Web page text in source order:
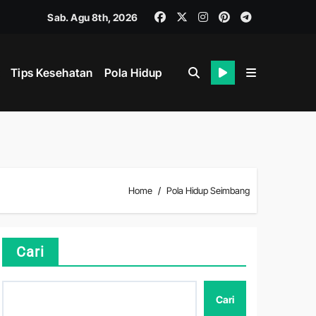
Sab. Agu 8th, 2026
Tips Kesehatan Pola Hidup
Home Pola Hidup Seimbang
Cari
Cari